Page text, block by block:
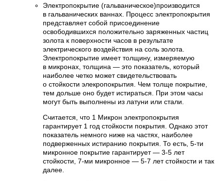
Электропокрытие (гальваническое)производится
в гальванических ваннах. Процесс электропокрытия
представляет собой присоединение
освободившихся положительно заряженных частиц
золота к поверхности часов в результате
электрического воздействия на соль золота.
Электропокрытие имеет толщину, измеряемую
в микронах, толщина — это показатель, который
наиболее четко может свидетельствовать
о стойкости элекропокрытия. Чем толще покрытие,
тем дольше оно будет истираться. При этом часы
могут быть выполнены из латуни или стали.
Считается, что 1 Микрон электропокрытия
гарантирует 1 год стойкости покрытия. Однако этот
показатель немного ниже на частях, наиболее
подверженных истиранию покрытия. То есть, 5-ти
микронное покрытие гарантирует — 3-5 лет
стойкости, 7-ми микронное — 5-7 лет стойкости и так
далее.